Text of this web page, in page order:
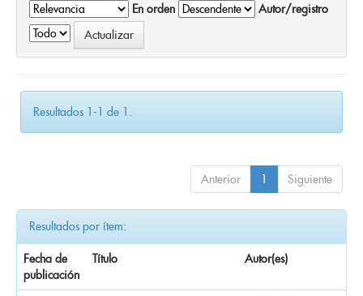
En orden
Autor/registro
Resultados 1-1 de 1.
Anterior 1 Siguiente
Resultados por ítem:
Fecha de
publicación
Título Autor(es)